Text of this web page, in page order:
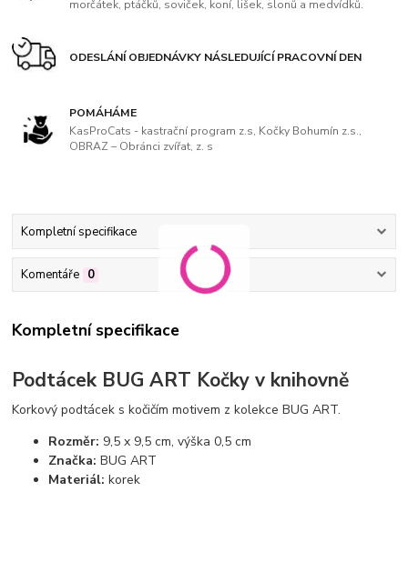
morčátek, ptáčků, soviček, koní, lišek, slonů a medvídků.
ODESLÁNÍ OBJEDNÁVKY NÁSLEDUJÍCÍ PRACOVNÍ DEN
POMÁHÁME
KasProCats - kastrační program z.s, Kočky Bohumín z.s.,
OBRAZ – Obránci zvířat, z. s
Kompletní specifikace
Komentáře 0
Kompletní specifikace
Podtácek BUG ART Kočky v knihovně
Korkový podtácek s kočičím motivem z kolekce BUG ART.
Rozměr: 9,5 x 9,5 cm, výška 0,5 cm
Značka: BUG ART
Materiál:korek